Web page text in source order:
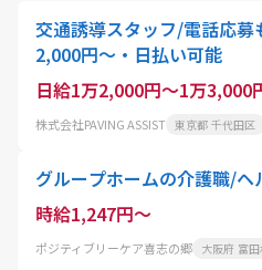
交通誘導スタッフ/電話応
2,000円〜・日払い可能
日給1万2,000円～1万3,000
株式会社PAVING ASSIST 東京都 千代田区
グループホームの介護職/ヘ
時給1,247円～
ポジティブリーケア喜志の郷 大阪府 富田